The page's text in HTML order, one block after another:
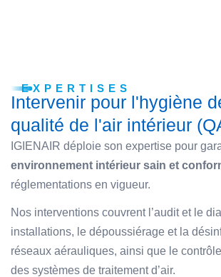
EXPERTISES
Intervenir pour l'hygiène
qualité de l'air intérieur
IGIENAIR déploie son expertise pour
environnement intérieur sain et
réglementations en vigueur.
Nos interventions couvrent l’audit et le
installations, le dépoussiérage et la
réseaux aérauliques, ainsi que le
des systèmes de traitement d’air.